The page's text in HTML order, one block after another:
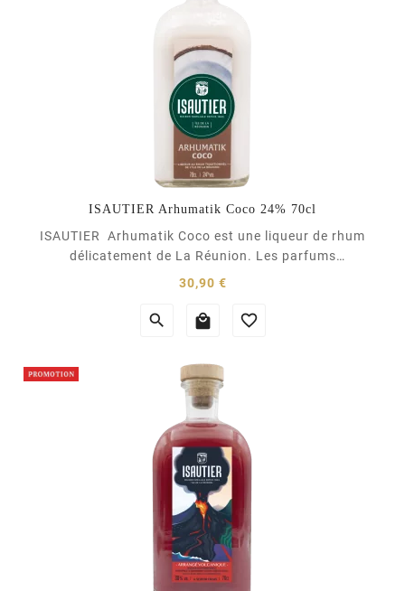
ISAUTIER Arhumatik Coco 24% 70cl
ISAUTIER Arhumatik Coco est une liqueur de rhum
délicatement de La Réunion. Les parfums
délicatement suaves et gourmands de l’Arhumatik
tropicale de la Réunion et offrent une sensation
30,90 €Prix
  